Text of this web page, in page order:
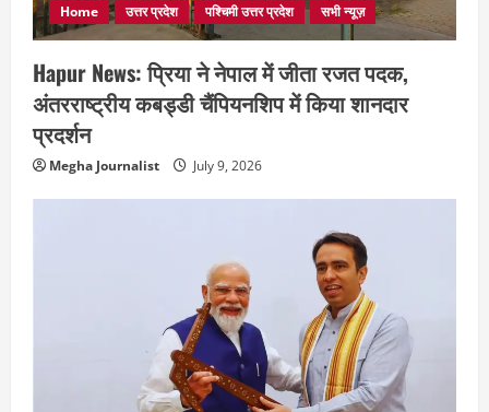
Home उत्तर प्रदेश पश्चिमी उत्तर प्रदेश सभी न्यूज़
Hapur News: प्रिया ने नेपाल में जीता रजत पदक,
अंतरराष्ट्रीय कबड्डी चैंपियनशिप में किया शानदार
प्रदर्शन
Megha Journalist July 9, 2026